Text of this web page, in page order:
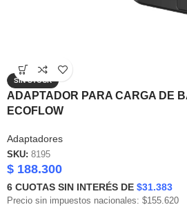
SIN STOCK
ADAPTADOR PARA CARGA DE
ECOFLOW
Adaptadores
SKU: 8195
$ 188.300
6 CUOTAS SIN INTERÉS DE $31.383
Precio sin impuestos nacionales: $155.620